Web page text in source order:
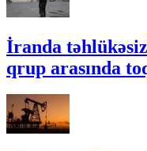
İranda
qrup arasında